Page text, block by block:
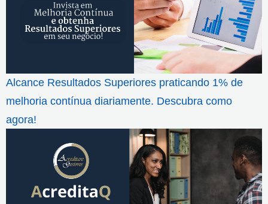
Alcance Resultados Superiores praticando 1% de
melhoria contínua diariamente. Descubra como
agora!